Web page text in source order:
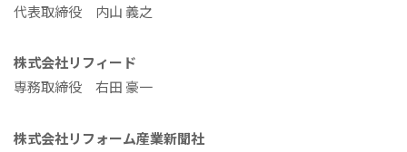
代表取締役 内山 義之
株式会社リフィード
専務取締役 右田 豪一
株式会社リフォーム産業新聞社